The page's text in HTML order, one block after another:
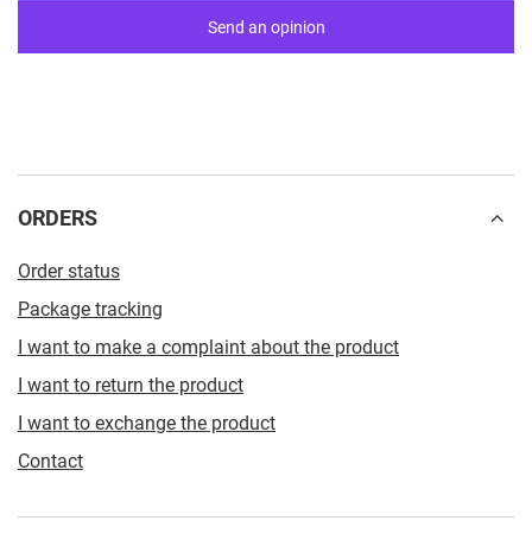
Send an opinion
ORDERS
Order status
Package tracking
I want to make a complaint about the product
I want to return the product
I want to exchange the product
Contact